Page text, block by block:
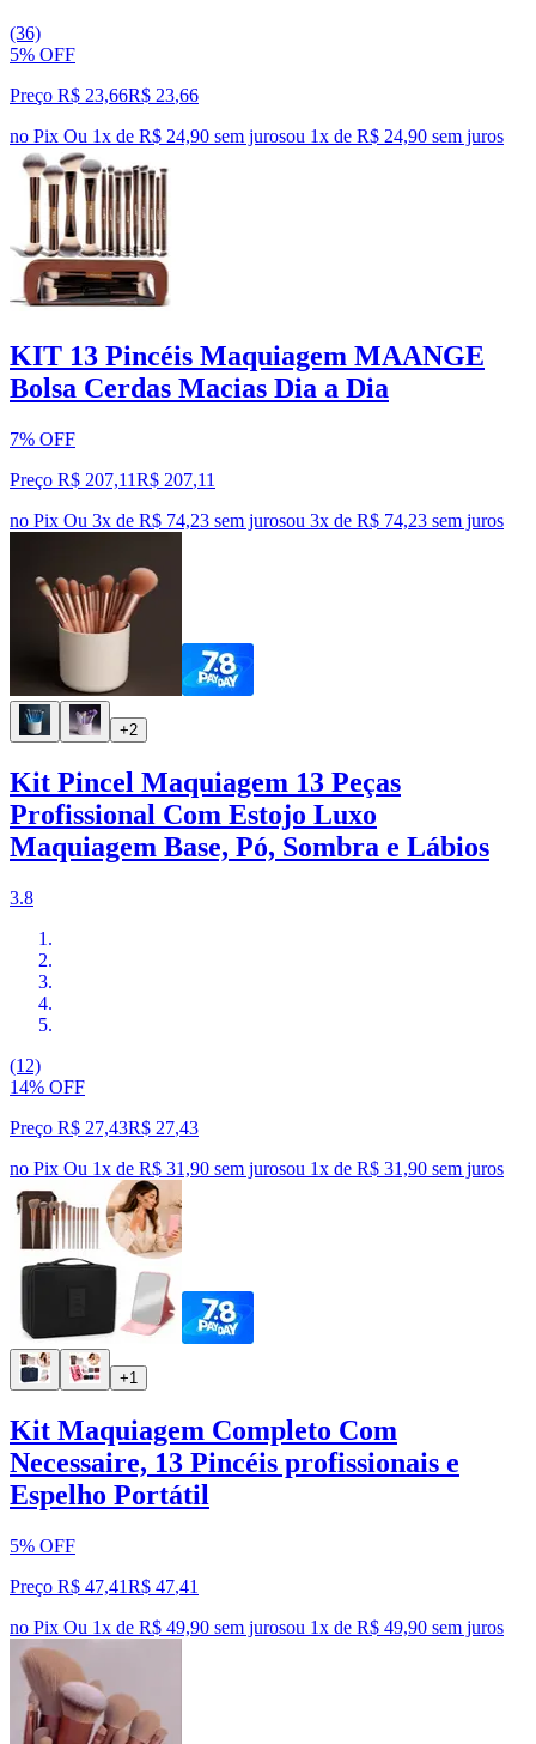
(36)
5% OFF
Preço R$ 23,66R$ 23,66
no Pix Ou 1x de R$ 24,90 sem jurosou 1x de R$ 24,90 sem juros
KIT 13 Pincéis Maquiagem MAANGE
Bolsa Cerdas Macias Dia a Dia
7% OFF
Preço R$ 207,11R$ 207,11
no Pix Ou 3x de R$ 74,23 sem jurosou 3x de R$ 74,23 sem juros
+2
Kit Pincel Maquiagem 13 Peças
Profissional Com Estojo Luxo
Maquiagem Base, Pó, Sombra e Lábios
3.8
(12)
14% OFF
Preço R$ 27,43R$ 27,43
no Pix Ou 1x de R$ 31,90 sem jurosou 1x de R$ 31,90 sem juros
+1
Kit Maquiagem Completo Com
Necessaire, 13 Pincéis profissionais e
Espelho Portátil
5% OFF
Preço R$ 47,41R$ 47,41
no Pix Ou 1x de R$ 49,90 sem jurosou 1x de R$ 49,90 sem juros